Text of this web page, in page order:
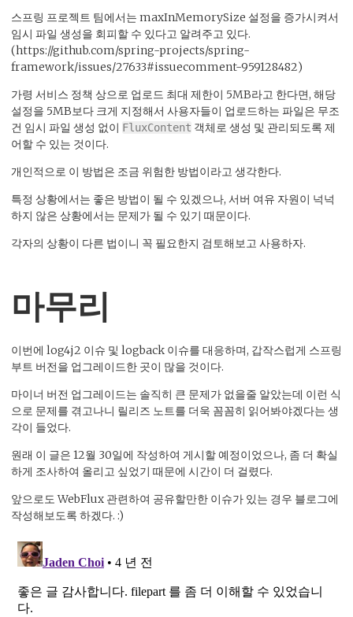
스프링 프로젝트 팀에서는 maxInMemorySize 설정을 증가시켜서
임시 파일 생성을 회피할 수 있다고 알려주고 있다.
(https://github.com/spring-projects/spring-
framework/issues/27633#issuecomment-959128482)
가령 서비스 정책 상으로 업로드 최대 제한이 5MB라고 한다면, 해당
설정을 5MB보다 크게 지정해서 사용자들이 업로드하는 파일은 무조
건 임시 파일 생성 없이 FluxContent 객체로 생성 및 관리되도록 제
어할 수 있는 것이다.
개인적으로 이 방법은 조금 위험한 방법이라고 생각한다.
특정 상황에서는 좋은 방법이 될 수 있겠으나, 서버 여유 자원이 넉넉
하지 않은 상황에서는 문제가 될 수 있기 때문이다.
각자의 상황이 다른 법이니 꼭 필요한지 검토해보고 사용하자.
마무리
이번에 log4j2 이슈 및 logback 이슈를 대응하며, 갑작스럽게 스프링
부트 버전을 업그레이드한 곳이 많을 것이다.
마이너 버전 업그레이드는 솔직히 큰 문제가 없을줄 알았는데 이런 식
으로 문제를 겪고나니 릴리즈 노트를 더욱 꼼꼼히 읽어봐야겠다는 생
각이 들었다.
원래 이 글은 12월 30일에 작성하여 게시할 예정이었으나, 좀 더 확실
하게 조사하여 올리고 싶었기 때문에 시간이 더 걸렸다.
앞으로도 WebFlux 관련하여 공유할만한 이슈가 있는 경우 블로그에
작성해보도록 하겠다. :)